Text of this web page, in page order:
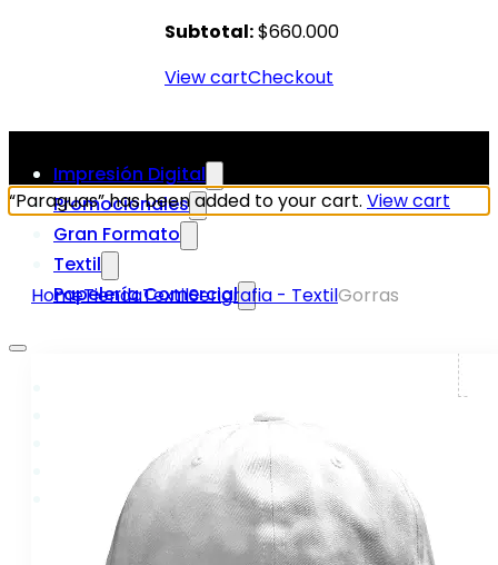
Subtotal:$660.000
View cartCheckout
Impresión Digital
Promocionales
Gran Formato
Textil
Papelería Comercial
Gran Formato
Papelería Comercial
“Paraguas” has been added to your cart. View cart
HomeTiendaTextilSerigrafia - TextilGorras